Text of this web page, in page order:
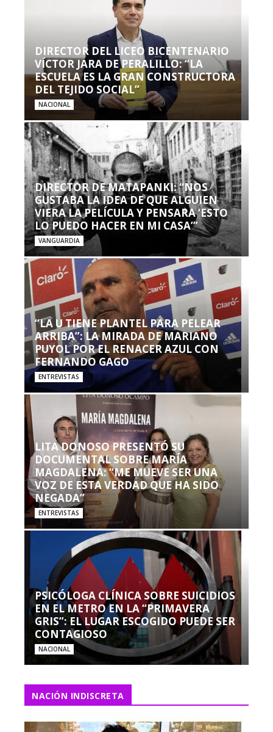
DIRECTOR DEL LICEO BICENTENARIO
VÍCTOR JARA DE PERALILLO: “LA
ESCUELA ES LA GRAN CONSTRUCTORA
DEL TEJIDO SOCIAL”
NACIONAL
DIRECTOR DE MATAPANKI: “NOS
GUSTABA LA IDEA DE QUE ALGUIEN
VIERA LA PELÍCULA Y PENSARA ‘ESTO
LO PUEDO HACER EN MI CASA’”
VANGUARDIA
“LA U TIENE PLANTEL PARA PELEAR
ARRIBA”: LA MIRADA DE MARIANO
PUYOL POR EL RENACER AZUL CON
FERNANDO GAGO
ENTREVISTAS
LITA DONOSO PRESENTÓ SU
DOCUMENTAL SOBRE MARÍA
MAGDALENA: “ME MUEVE SER UNA
VOZ DE ESTA VERDAD QUE HA SIDO
NEGADA”
ENTREVISTAS
PSICÓLOGA CLÍNICA SOBRE SUICIDIOS
EN EL METRO EN LA “PRIMAVERA
GRIS”: EL LUGAR ESCOGIDO PUEDE SER
CONTAGIOSO
NACIONAL
NACIÓN INDISCRETA